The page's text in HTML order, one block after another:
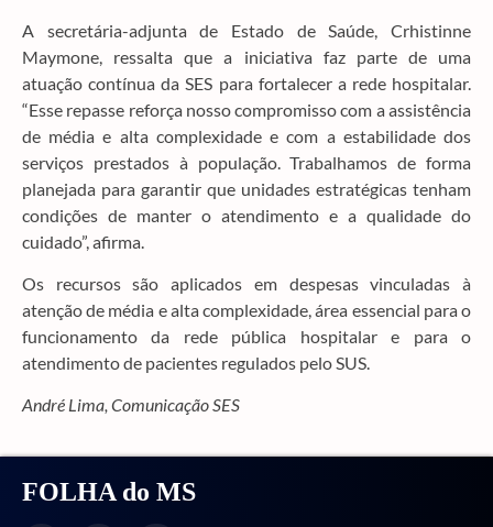
A secretária-adjunta de Estado de Saúde, Crhistinne
Maymone, ressalta que a iniciativa faz parte de uma
atuação contínua da SES para fortalecer a rede hospitalar.
“Esse repasse reforça nosso compromisso com a assistência
de média e alta complexidade e com a estabilidade dos
serviços prestados à população. Trabalhamos de forma
planejada para garantir que unidades estratégicas tenham
condições de manter o atendimento e a qualidade do
cuidado”, afirma.
Os recursos são aplicados em despesas vinculadas à
atenção de média e alta complexidade, área essencial para o
funcionamento da rede pública hospitalar e para o
atendimento de pacientes regulados pelo SUS.
André Lima, Comunicação SES
FOLHA do MS